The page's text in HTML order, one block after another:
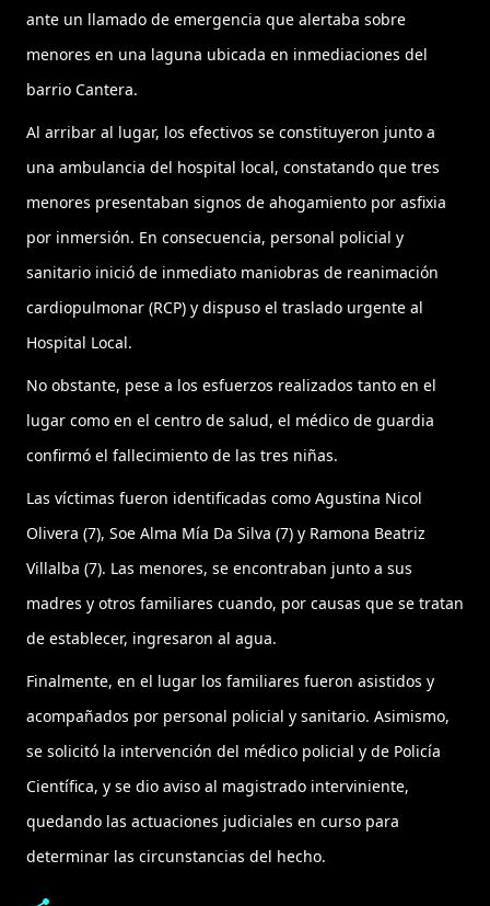
ante un llamado de emergencia que alertaba sobre
menores en una laguna ubicada en inmediaciones del
barrio Cantera.
Al arribar al lugar, los efectivos se constituyeron junto a
una ambulancia del hospital local, constatando que tres
menores presentaban signos de ahogamiento por asfixia
por inmersión. En consecuencia, personal policial y
sanitario inició de inmediato maniobras de reanimación
cardiopulmonar (RCP) y dispuso el traslado urgente al
Hospital Local.
No obstante, pese a los esfuerzos realizados tanto en el
lugar como en el centro de salud, el médico de guardia
confirmó el fallecimiento de las tres niñas.
Las víctimas fueron identificadas como Agustina Nicol
Olivera (7), Soe Alma Mía Da Silva (7) y Ramona Beatriz
Villalba (7). Las menores, se encontraban junto a sus
madres y otros familiares cuando, por causas que se tratan
de establecer, ingresaron al agua.
Finalmente, en el lugar los familiares fueron asistidos y
acompañados por personal policial y sanitario. Asimismo,
se solicitó la intervención del médico policial y de Policía
Científica, y se dio aviso al magistrado interviniente,
quedando las actuaciones judiciales en curso para
determinar las circunstancias del hecho.